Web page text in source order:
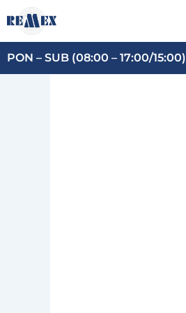
Skip
to
content
PON – SUB (08:00 – 17:00/15:00)